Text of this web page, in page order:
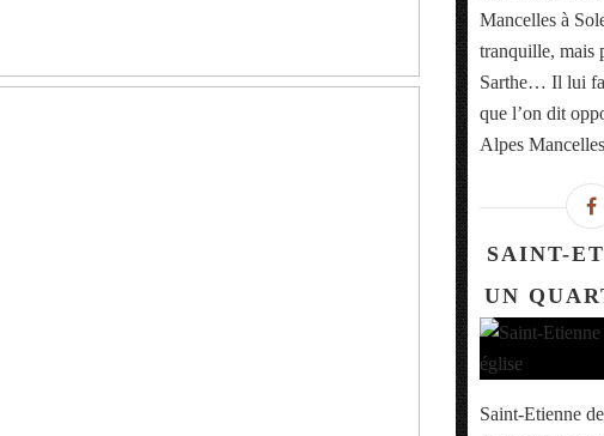
Mancelles à
tranquille, mais
Sarthe… Il lui
que l’on dit
Alpes
SAINT-
UN
Saint-Etienne